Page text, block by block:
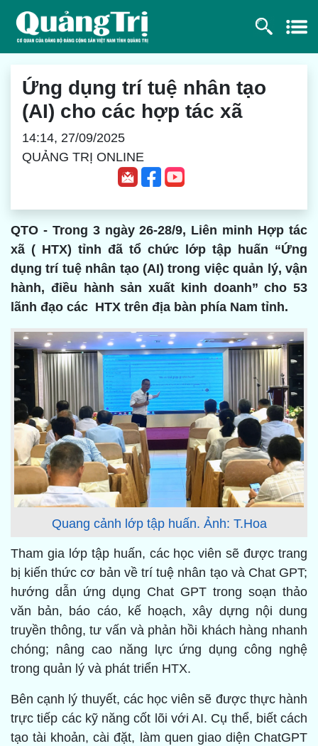
Ứng dụng trí tuệ nhân tạo
(AI) cho các hợp tác xã
14:14, 27/09/2025
QUẢNG TRỊ ONLINE
QTO - Trong 3 ngày 26-28/9, Liên minh Hợp tác
xã ( HTX) tỉnh đã tổ chức lớp tập huấn “Ứng
dụng trí tuệ nhân tạo (AI) trong việc quản lý, vận
hành, điều hành sản xuất kinh doanh” cho 53
lãnh đạo các HTX trên địa bàn phía Nam tỉnh.
Quang cảnh lớp tập huấn. Ảnh: T.Hoa
Tham gia lớp tập huấn, các học viên sẽ được trang
bị kiến thức cơ bản về trí tuệ nhân tạo và Chat GPT;
hướng dẫn ứng dụng Chat GPT trong soạn thảo
văn bản, báo cáo, kế hoạch, xây dựng nội dung
truyền thông, tư vấn và phản hồi khách hàng nhanh
chóng; nâng cao năng lực ứng dụng công nghệ
trong quản lý và phát triển HTX.
Bên cạnh lý thuyết, các học viên sẽ được thực hành
trực tiếp các kỹ năng cốt lõi với AI. Cụ thể, biết cách
tạo tài khoản, cài đặt, làm quen giao diện ChatGPT